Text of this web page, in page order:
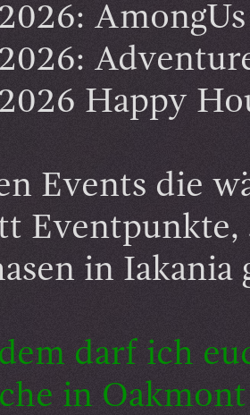
AmongUs
Happy
Events die
Eventpunkte,
in
darf ich
in